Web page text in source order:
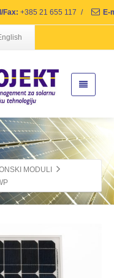
Fax: +385 21 655 117 / E-
MODULI